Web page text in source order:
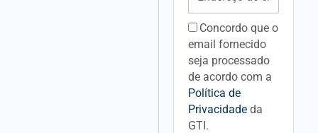
acceptancefieldid
Concordo que o
email fornecido
seja processado
de acordo com a
Política de
Privacidadeda
GTI.